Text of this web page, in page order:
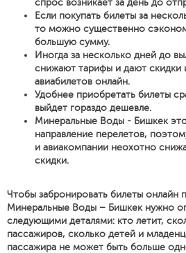
спрос возникает за день до
Если покупать билеты за
то можно существенно
большую сумму.
Иногда за несколько дней до
снижают тарифы и дают скидки
авиабилетов онлайн.
Удобнее приобретать билеты
выйдет гораздо дешевле.
Минеральные Воды - Бишкек
направление перелетов,
и авиакомпании неохотно
скидки.
Чтобы забронировать билеты онлайн
Минеральные Воды – Бишкек нужно
следующими деталями: кто летит,
пассажиров, сколько детей и
пассажира не может быть больше